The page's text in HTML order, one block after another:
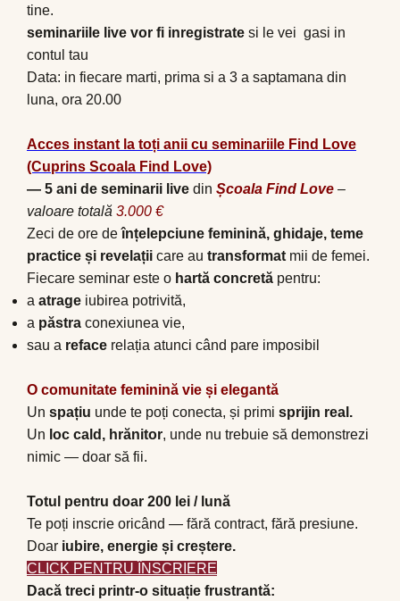
tine.
seminariile live vor fi inregistrate si le vei gasi in
contul tau
Data: in fiecare marti, prima si a 3 a saptamana din
luna, ora 20.00
Acces instant la toți anii cu seminariile Find Love
(Cuprins Scoala Find Love)
— 5 ani de seminarii live din Școala Find Love –
valoare totală 3.000 €
Zeci de ore deînțelepciune feminină, ghidaje, teme
practice și revelații care au transformat mii de femei.
Fiecare seminar este o hartă concretă pentru:
a atrage iubirea potrivită,
a păstra conexiunea vie,
sau a reface relația atunci când pare imposibil
O comunitate feminină vie și elegantă
Un spațiu unde te poți conecta, și primi sprijin real.
Un loc cald, hrănitor, unde nu trebuie să demonstrezi
nimic — doar să fii.
Totul pentru doar 200 lei / lună
Te poți inscrie oricând — fără contract, fără presiune.
Doar iubire, energie și creștere.
CLICK PENTRU ÎNSCRIERE
Dacă treci printr-o situație frustrantă: